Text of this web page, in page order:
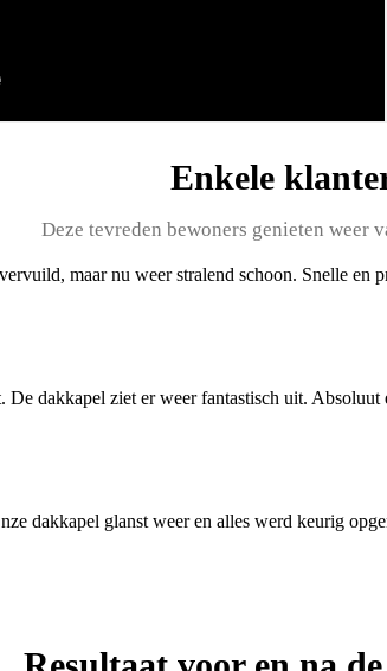
Enkele
Deze tevreden bewoners genieten weer
maar nu weer stralend schoon. Snelle en
De dakkapel ziet er weer fantastisch uit. Absoluut
dakkapel glanst weer en alles werd keurig